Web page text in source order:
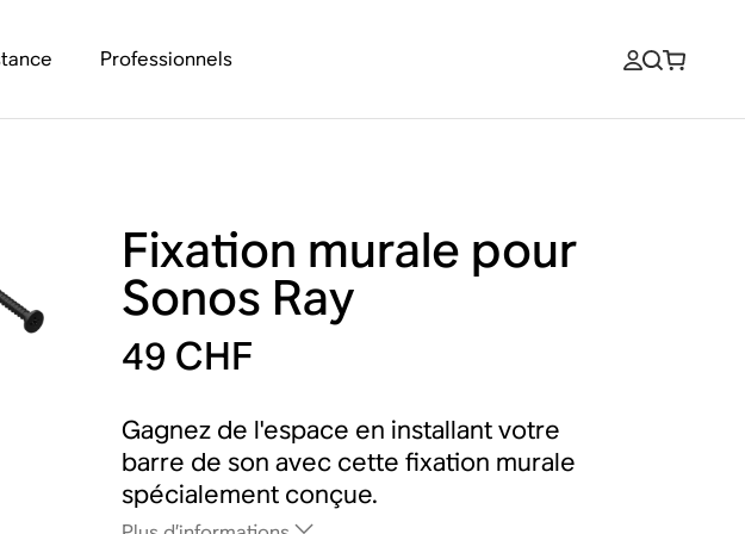
Professionnels
Fixation murale pour
Sonos Ray
49 CHF
Gagnez de l'espace en installant votre
barre de son avec cette fixation murale
spécialement conçue.